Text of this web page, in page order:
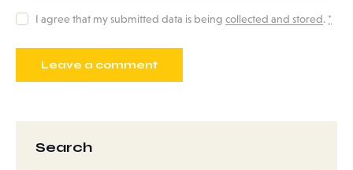
I agree that my submitted data is beingcollected and stored. *
Search